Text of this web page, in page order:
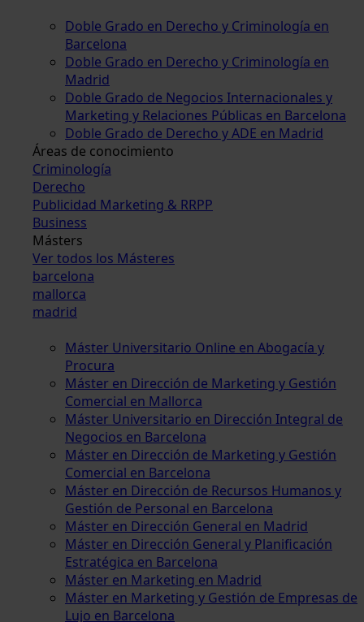
Doble Grado en Derecho y Criminología en
Barcelona
Doble Grado en Derecho y Criminología en
Madrid
Doble Grado de Negocios Internacionales y
Marketing y Relaciones Públicas en Barcelona
Doble Grado de Derecho y ADE en Madrid
Áreas de conocimiento
Criminología
Derecho
Publicidad Marketing & RRPP
Business
Másters
Ver todos los Másteres
barcelona
mallorca
madrid
Máster Universitario Online en Abogacía y
Procura
Máster en Dirección de Marketing y Gestión
Comercial en Mallorca
Máster Universitario en Dirección Integral de
Negocios en Barcelona
Máster en Dirección de Marketing y Gestión
Comercial en Barcelona
Máster en Dirección de Recursos Humanos y
Gestión de Personal en Barcelona
Máster en Dirección General en Madrid
Máster en Dirección General y Planificación
Estratégica en Barcelona
Máster en Marketing en Madrid
Máster en Marketing y Gestión de Empresas de
Lujo en Barcelona